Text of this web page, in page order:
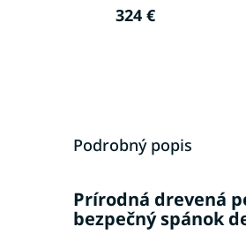
324 €
Podrobný popis
Prírodná drevená
bezpečný spánok